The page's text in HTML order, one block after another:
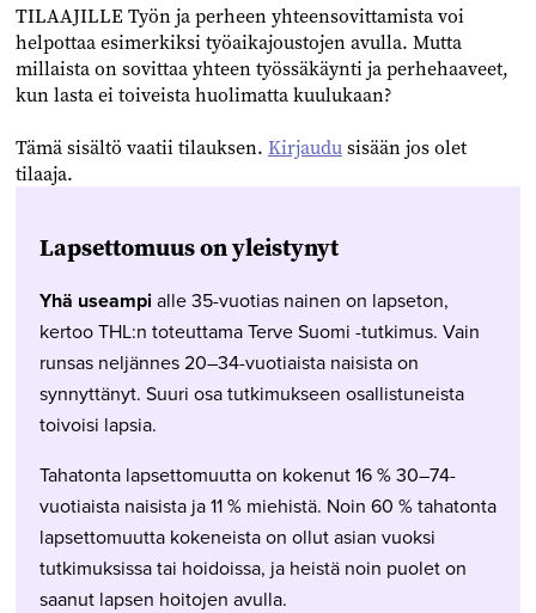
TILAAJILLE Työn ja perheen yhteensovittamista voi
helpottaa esimerkiksi työaikajoustojen avulla. Mutta
millaista on sovittaa yhteen työssäkäynti ja perhehaaveet,
kun lasta ei toiveista huolimatta kuulukaan?
Tämä sisältö vaatii tilauksen. Kirjaudusisään jos olet
tilaaja.
Lapsettomuus on yleistynyt
Yhä useampialle 35-vuotias nainen on lapseton,
kertoo THL:n toteuttama Terve Suomi -tutkimus. Vain
runsas neljännes 20–34-vuotiaista naisista on
synnyttänyt. Suuri osa tutkimukseen osallistuneista
toivoisi lapsia.
Tahatonta lapsettomuutta on kokenut 16 % 30–74-
vuotiaista naisista ja 11 % miehistä. Noin 60 % tahatonta
lapsettomuutta kokeneista on ollut asian vuoksi
tutkimuksissa tai hoidoissa, ja heistä noin puolet on
saanut lapsen hoitojen avulla.